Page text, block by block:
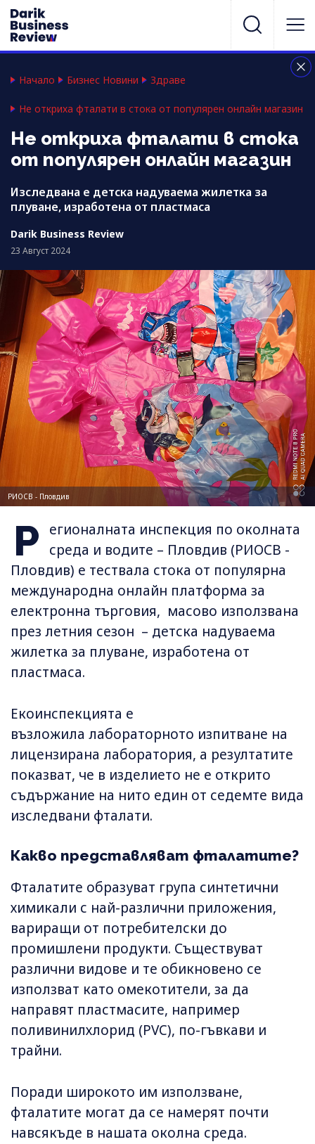
Начало Бизнес Новини Здраве
Не откриха фталати в стока от популярен онлайн магазин
Не откриха фталати в стока
от популярен онлайн магазин
Изследвана е детска надуваема жилетка за
плуване, изработена от пластмаса
Darik Business Review
23 Август 2024
РИОСВ - Пловдив
Р
егионалната инспекция по околната
среда и водите – Пловдив (РИОСВ -
Пловдив) е тествала стока от популярна
международна онлайн платформа за
електронна търговия, масово използвана
през летния сезон – детска надуваема
жилетка за плуване, изработена от
пластмаса.
Екоинспекцията е
възложила лабораторното изпитване на
лицензирана лаборатория, а резултатите
показват, че в изделието не е открито
съдържание на нито един от седемте вида
изследвани фталати.
Какво представляват фталатите?
Фталатите образуват група синтетични
химикали с най-различни приложения,
вариращи от потребителски до
промишлени продукти. Съществуват
различни видове и те обикновено се
използват като омекотители, за да
направят пластмасите, например
поливинилхлорид (PVC), по-гъвкави и
трайни.
Поради широкото им използване,
фталатите могат да се намерят почти
навсякъде в нашата околна среда.